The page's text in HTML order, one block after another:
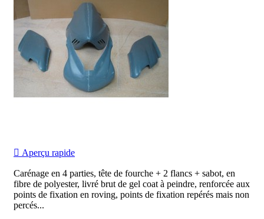
 Aperçu rapide
Carénage en 4 parties, tête de fourche + 2 flancs + sabot, en
fibre de polyester, livré brut de gel coat à peindre, renforcée aux
points de fixation en roving, points de fixation repérés mais non
percés...